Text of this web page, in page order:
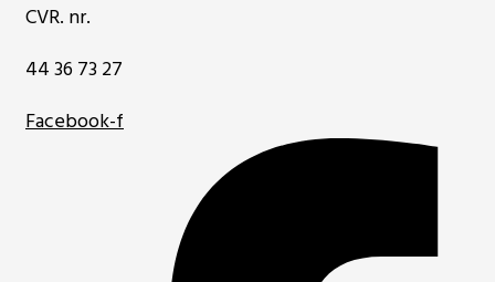
CVR. nr.
44 36 73 27
Facebook-f